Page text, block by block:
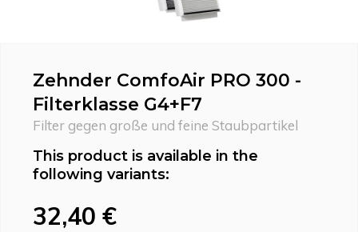
Zehnder ComfoAir PRO 300 -
Filterklasse G4+F7
Filter gegen große und feine Staubpartikel
This product is available in the
following variants:
32,40 €